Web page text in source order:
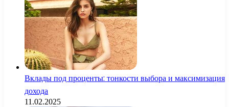
Вклады под проценты: тонкости выбора и максимизация
дохода
11.02.2025